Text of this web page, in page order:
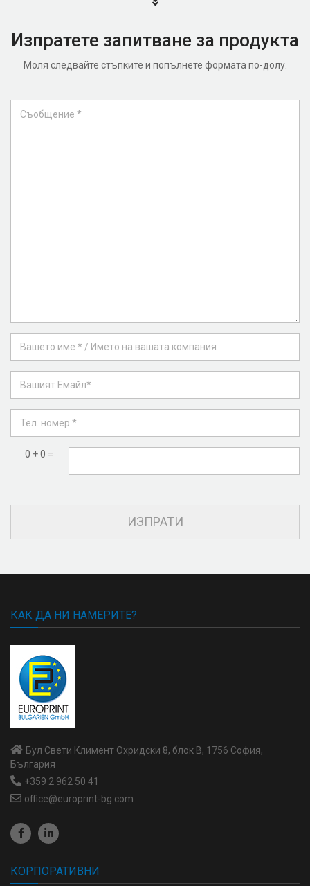
Изпратете запитване за продукта
Моля следвайте стъпките и попълнете формата по-долу.
0 + 0 =
КАК ДА НИ НАМЕРИТЕ?
Бул Свети Климент Охридски 8, блок В, 1756 София,
България
+359 2 962 50 41
office@europrint-bg.com
КОРПОРАТИВНИ